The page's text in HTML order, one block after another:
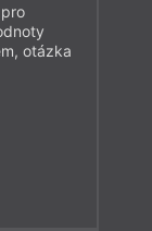
otázka